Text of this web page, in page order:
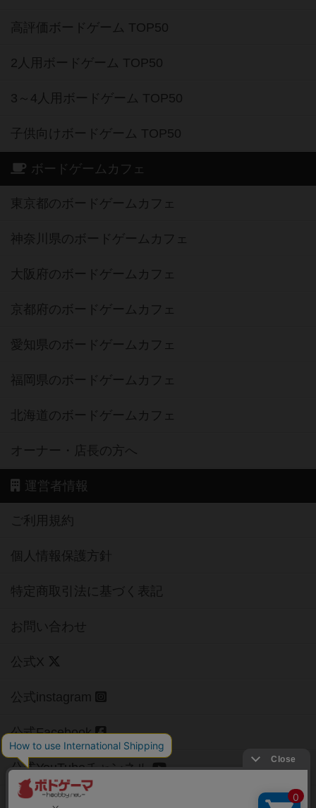
高評価ボードゲーム TOP50
2人用ボードゲーム TOP50
3～4人用ボードゲーム TOP50
子供向けボードゲーム TOP50
ボードゲームカフェ
東京都のボードゲームカフェ
神奈川県のボードゲームカフェ
大阪府のボードゲームカフェ
京都府のボードゲームカフェ
愛知県のボードゲームカフェ
福岡県のボードゲームカフェ
北海道のボードゲームカフェ
オーナー・店長の方へ
運営者情報
ご利用規約
個人情報保護方針
特定商取引法に基づく表記
お問い合わせ
公式X
公式instagram
公式Facebook
公式YouTubeチャンネル